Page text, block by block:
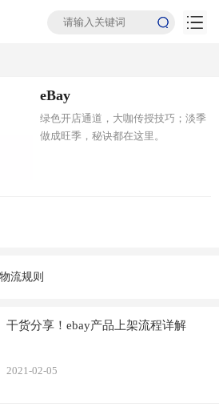
eBay
绿色开店通道，大咖传授技巧；淡季
做成旺季，秘诀都在这里。
物流规则
干货分享！ebay产品上架流程详解
2021-02-05